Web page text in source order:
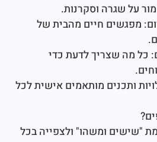
חיים מהבית של
לדעת כדי
מותאמים אישית לכל
ומשהו" ולצפייה בכל